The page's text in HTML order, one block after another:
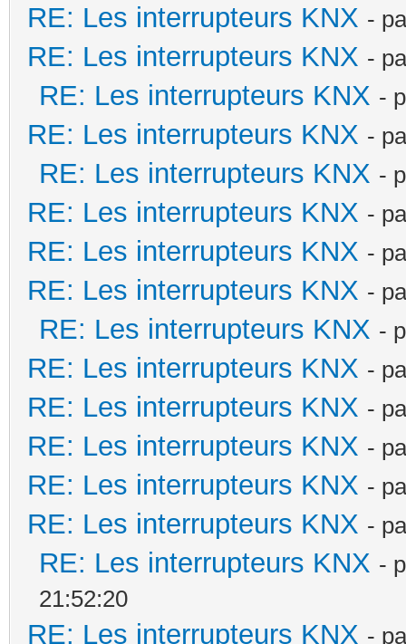
RE: Les interrupteurs KNX -
RE: Les interrupteurs KNX -
RE: Les interrupteurs KNX -
RE: Les interrupteurs KNX -
RE: Les interrupteurs KNX -
RE: Les interrupteurs KNX -
RE: Les interrupteurs KNX -
RE: Les interrupteurs KNX -
RE: Les interrupteurs KNX -
RE: Les interrupteurs KNX -
RE: Les interrupteurs KNX -
RE: Les interrupteurs KNX -
RE: Les interrupteurs KNX -
RE: Les interrupteurs KNX -
RE: Les interrupteurs KNX -
21:52:20
RE: Les interrupteurs KNX -